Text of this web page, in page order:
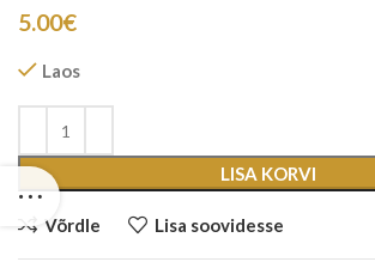
5.00€
Laos
LISA KORVI
Võrdle Lisa soovidesse